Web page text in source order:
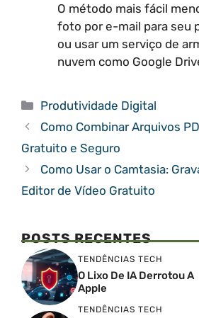
O método mais fácil
foto por e-mail para seu
ou usar um serviço de
nuvem como Google
Categorias
Produtividade Digital
Como Combinar Arquivos
Gratuito e Seguro
Como Usar o Camtasia:
Editor de Vídeo Gratuito
POSTS RECENTES
TENDÊNCIAS TECH
O Lixo De IA Derrotou A
Apple
TENDÊNCIAS TECH